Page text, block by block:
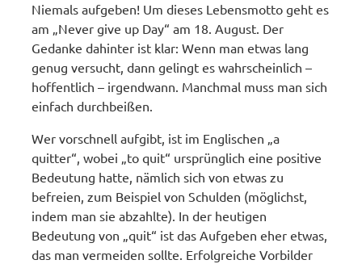
Niemals aufgeben! Um dieses Lebensmotto geht es
am „Never give up Day“ am 18. August. Der
Gedanke dahinter ist klar: Wenn man etwas lang
genug versucht, dann gelingt es wahrscheinlich –
hoffentlich – irgendwann. Manchmal muss man sich
einfach durchbeißen.
Wer vorschnell aufgibt, ist im Englischen „a
quitter“, wobei „to quit“ ursprünglich eine positive
Bedeutung hatte, nämlich sich von etwas zu
befreien, zum Beispiel von Schulden (möglichst,
indem man sie abzahlte). In der heutigen
Bedeutung von „quit“ ist das Aufgeben eher etwas,
das man vermeiden sollte. Erfolgreiche Vorbilder